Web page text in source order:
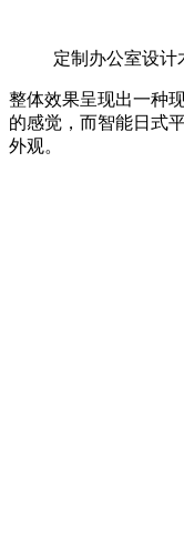
定制办公室设计
整体效果呈现出一种
的感觉，而智能日式
外观。